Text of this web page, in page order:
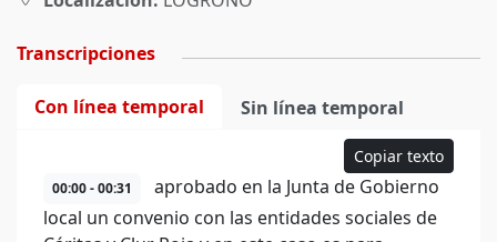
Transcripciones
Con línea temporal Sin línea temporal
Copiar texto
00:00 - 00:31
aprobado en la Junta de Gobierno
local un convenio con las entidades sociales de